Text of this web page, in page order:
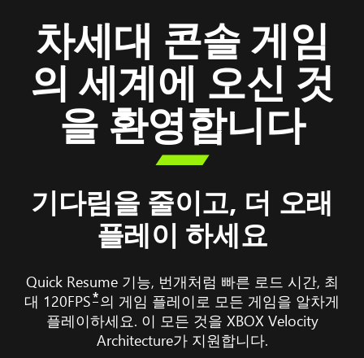
차세대 콘솔 게임
의 세계에 오신 것
을 환영합니다

기다림을 줄이고, 더 오래
플레이 하세요
Quick Resume 기능, 번개처럼 빠른 로드 시간, 최
대 120FPS*의 게임 플레이로 모든 게임을 알차게
플레이하세요. 이 모든 것을 XBOX Velocity
Architecture가 지원합니다.